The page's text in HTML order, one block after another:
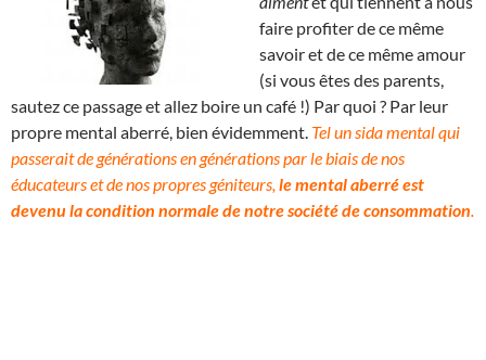
faire profiter de ce même
savoir et de ce même amour
(si vous êtes des parents,
sautez ce passage et allez boire un café !) Par quoi ? Par leur
propre mental aberré, bien évidemment. Tel un sida mental qui
passerait de générations en générations par le biais de nos
éducateurs et de nos propres géniteurs, le mental aberré est
devenu la condition normale de notre société de consommation